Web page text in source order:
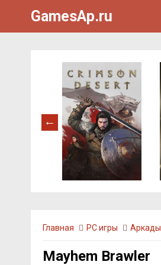
GamesAp.ru
Главная PC игры Аркады
Mayhem Brawler